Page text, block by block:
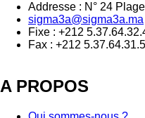
Addresse : N° 24
sigma3a@sigma3a.ma
Fixe : +212
Fax : +212
A PROPOS